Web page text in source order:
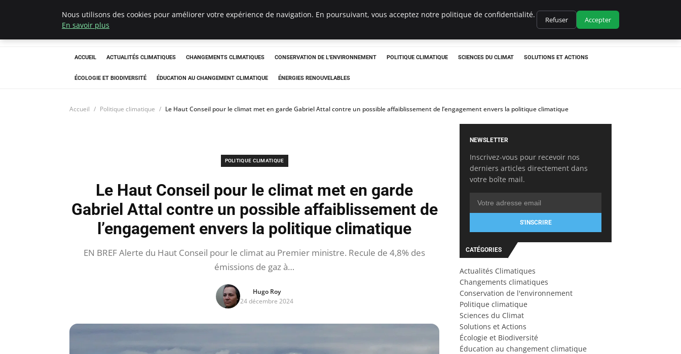
Climatedebtagents
ACCUEIL ACTUALITÉS CLIMATIQUES CHANGEMENTS CLIMATIQUES CONSERVATION DE L'ENVIRONNEMENT POLITIQUE CLIMATIQUE SCIENCES DU CLIMAT SOLUTIONS ET ACTIONS
ÉCOLOGIE ET BIODIVERSITÉ ÉDUCATION AU CHANGEMENT CLIMATIQUE ÉNERGIES RENOUVELABLES
Accueil Politique climatique Le Haut Conseil pour le climat met en garde Gabriel Attal contre un possible affaiblissement de l’engagement envers la politique climatique
POLITIQUE CLIMATIQUE
Le Haut Conseil pour le climat met en garde
Gabriel Attal contre un possible affaiblissement de
l’engagement envers la politique climatique
EN BREF Alerte du Haut Conseil pour le climat au Premier ministre. Recule de 4,8% des
émissions de gaz à…
Hugo Roy
24 décembre 2024
NEWSLETTER
Inscrivez-vous pour recevoir nos
derniers articles directement dans
votre boîte mail.
S'INSCRIRE
CATÉGORIES
Actualités Climatiques
Changements climatiques
Conservation de l'environnement
Politique climatique
Sciences du Climat
Solutions et Actions
Écologie et Biodiversité
Éducation au changement climatique
Nous utilisons des cookies pour améliorer votre expérience de navigation. En poursuivant, vous acceptez notre politique de confidentialité.
En savoir plus
Refuser Accepter